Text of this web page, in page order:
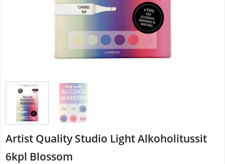
Artist Quality Studio Light Alkoholitussit
6kpl Blossom